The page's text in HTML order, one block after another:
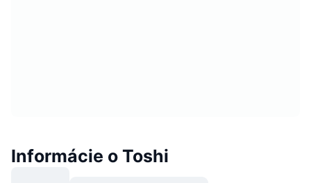
Informácie o Toshi